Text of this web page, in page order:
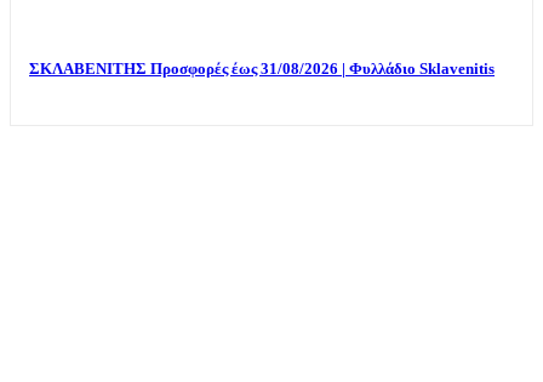
ΣΚΛΑΒΕΝΙΤΗΣ Προσφορές έως 31/08/2026 | Φυλλάδιο Sklavenitis